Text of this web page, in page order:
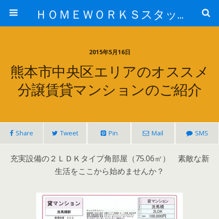
ＨＯＭＥＷＯＲＫＳスタッフ日記ブログ
2015年5月16日
熊本市中央区エリアのオススメ
分譲賃貸マンションのご紹介
Share Tweet Pin Mail SMS
充実設備の２ＬＤＫタイプ角部屋（75.06㎡） 素敵な新
生活をここから始めませんか？